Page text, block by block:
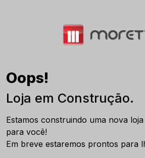
Oops!
Loja em Construção.
Estamos construindo uma nova
para você!
Em breve estaremos prontos para